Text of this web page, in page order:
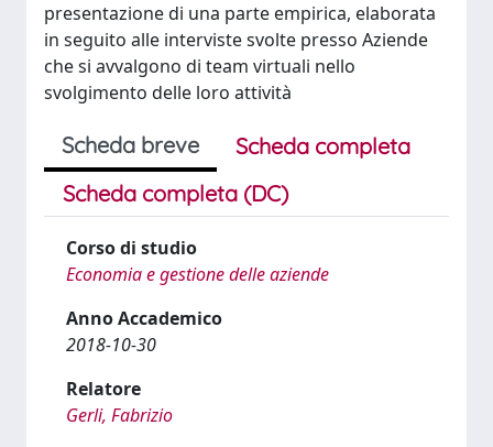
presentazione di una parte empirica, elaborata
in seguito alle interviste svolte presso Aziende
che si avvalgono di team virtuali nello
svolgimento delle loro attività
Scheda breve
Scheda completa
Scheda completa (DC)
Corso di studio
Economia e gestione delle aziende
Anno Accademico
2018-10-30
Relatore
Gerli, Fabrizio